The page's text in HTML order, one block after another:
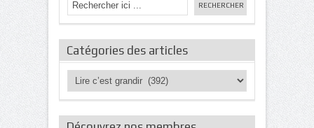
Catégories des articles
Catégories
des